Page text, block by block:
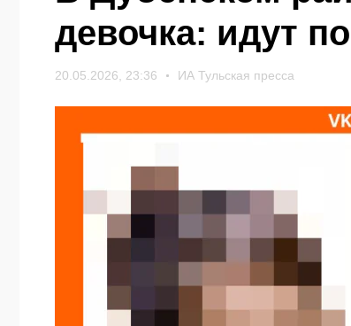
девочка: идут
20.05.2026, 23:36 ИА Тульская пресса